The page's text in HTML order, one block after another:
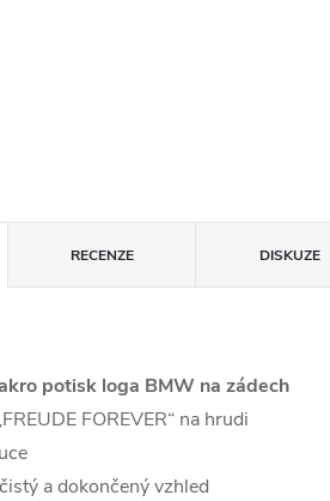
RECENZE DISKUZE
potisk loga BMW na zádech
FOREVER“ na hrudi
a dokončený vzhled